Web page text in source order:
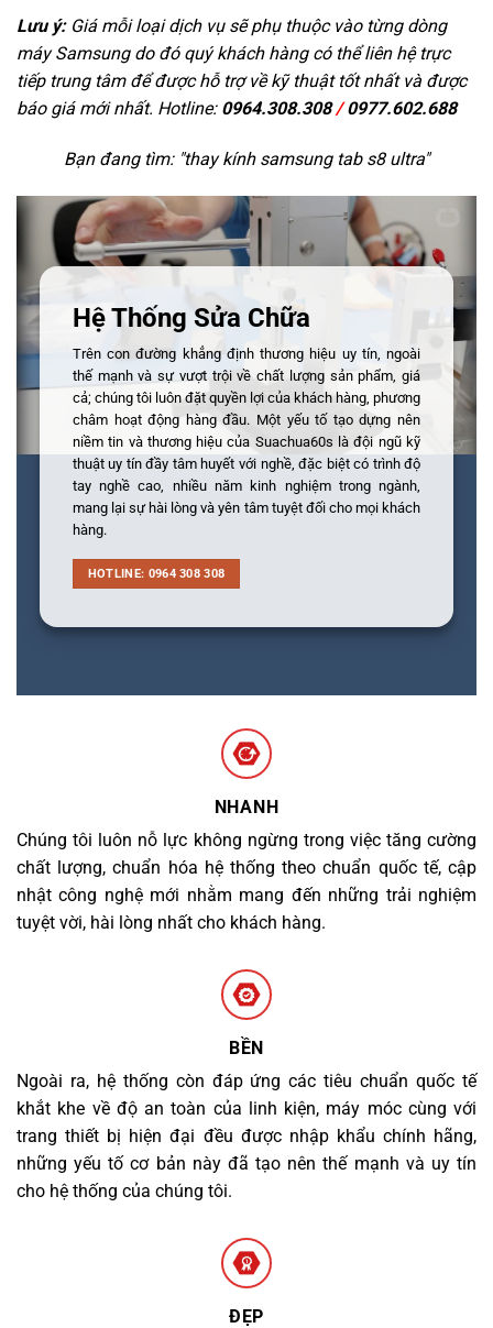
Lưu ý:Giá mỗi loại dịch vụ sẽ phụ thuộc vào từng dòng
máy Samsung do đó quý khách hàng có thể liên hệ trực
tiếp trung tâm để được hỗ trợ về kỹ thuật tốt nhất và được
báo giá mới nhất. Hotline: 0964.308.308/0977.602.688
Bạn đang tìm: "thay kính samsung tab s8 ultra"
Hệ Thống Sửa Chữa
Trên con đường khẳng định thương hiệu uy tín, ngoài
thế mạnh và sự vượt trội về chất lượng sản phẩm, giá
cả; chúng tôi luôn đặt quyền lợi của khách hàng, phương
châm hoạt động hàng đầu. Một yếu tố tạo dựng nên
niềm tin và thương hiệu của Suachua60s là đội ngũ kỹ
thuật uy tín đầy tâm huyết với nghề, đặc biệt có trình độ
tay nghề cao, nhiều năm kinh nghiệm trong ngành,
mang lại sự hài lòng và yên tâm tuyệt đối cho mọi khách
hàng.
HOTLINE: 0964 308 308
NHANH
Chúng tôi luôn nỗ lực không ngừng trong việc tăng cường
chất lượng, chuẩn hóa hệ thống theo chuẩn quốc tế, cập
nhật công nghệ mới nhằm mang đến những trải nghiệm
tuyệt vời, hài lòng nhất cho khách hàng.
BỀN
Ngoài ra, hệ thống còn đáp ứng các tiêu chuẩn quốc tế
khắt khe về độ an toàn của linh kiện, máy móc cùng với
trang thiết bị hiện đại đều được nhập khẩu chính hãng,
những yếu tố cơ bản này đã tạo nên thế mạnh và uy tín
cho hệ thống của chúng tôi.
ĐẸP